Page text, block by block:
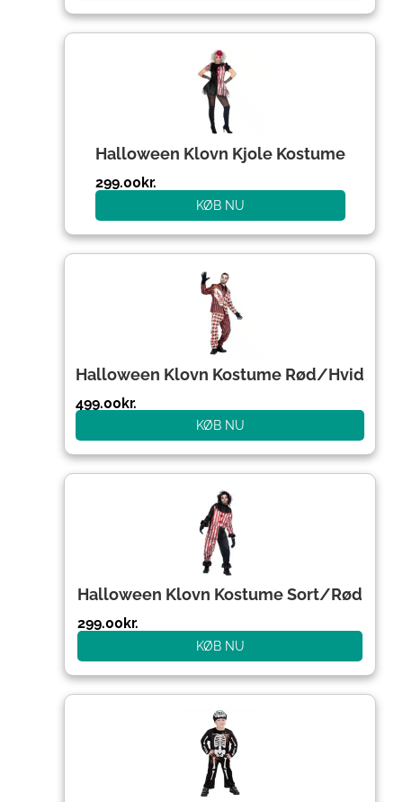
Halloween Klovn Kjole Kostume
299.00kr.
KØB NU
Halloween Klovn Kostume Rød/Hvid
499.00kr.
KØB NU
Halloween Klovn Kostume Sort/Rød
299.00kr.
KØB NU